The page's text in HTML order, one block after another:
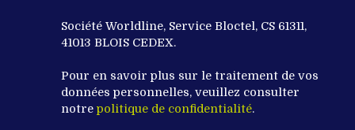
Société Worldline, Service Bloctel, CS 61311,
41013 BLOIS CEDEX.
Pour en savoir plus sur le traitement de vos
données personnelles, veuillez consulter
notre politique de confidentialité.